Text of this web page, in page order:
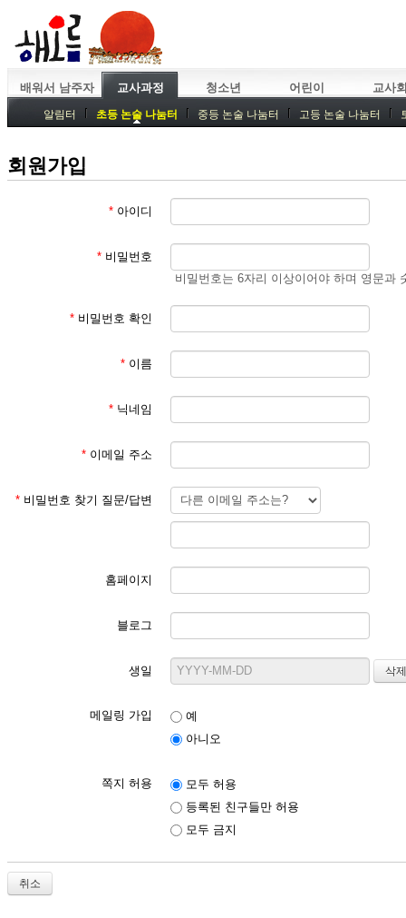
배워서 남주자 교사과정 청소년 어린이 교사
알림터 초등 논술 나눔터 중등 논술 나눔터 고등 논술 나눔터
회원가입
* 아이디
* 비밀번호
비밀번호는 6자리 이상이어야 하며 영문과
* 비밀번호 확인
* 이름
* 닉네임
* 이메일 주소
* 비밀번호 찾기 질문/답변
홈페이지
블로그
생일
메일링 가입
예
아니오
쪽지 허용
모두 허용
등록된 친구들만 허용
모두 금지
취소